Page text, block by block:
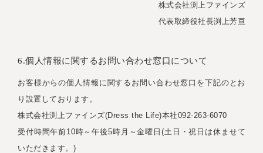
株式会社渕上ファインズ
代表取締役社長渕上芳亘
6.個人情報に関するお問い合わせ窓口について
お客様からの個人情報に関するお問い合わせ窓口を下記のとお
り設置しております。
株式会社渕上ファインズ(Dress the Life)本社092-263-6070
受付時間午前10時～午後5時月～金曜日(土日・祝日は休ませて
いただきます。)